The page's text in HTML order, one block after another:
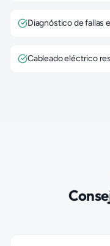
Diagnóstico de fallas
Cableado eléctrico